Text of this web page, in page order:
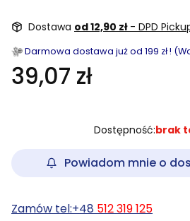
Dostawa od 12,90 zł - DPD
Darmowa dostawa już od 199 zł !
39,07 zł
Dostępność:brak
Powiadom mnie o
Zamów tel:+48 512 319 125